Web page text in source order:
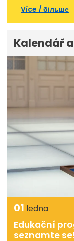
Více / більше
Kalendář
01 ledna
Edukační
seznamte